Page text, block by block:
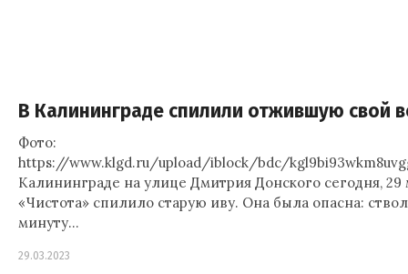
В Калининграде спилили отжившую свой
Фото:
https://www.klgd.ru/upload/iblock/bdc/
Калининграде на улице Дмитрия Донского сегодня, 29
«Чистота» спилило старую иву. Она была опасна:
минуту…
29.03.2023